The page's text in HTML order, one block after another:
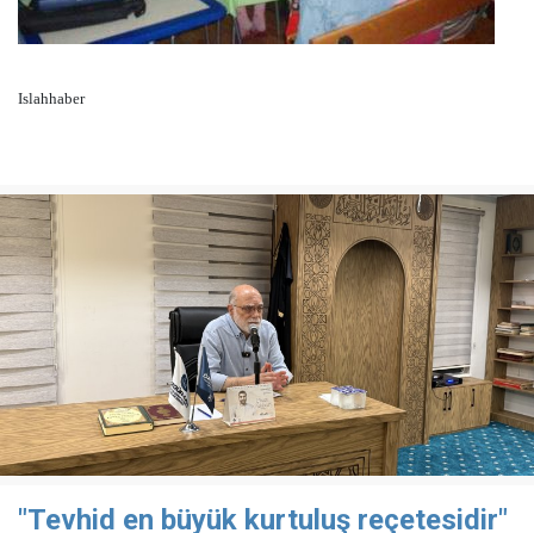
Islahhaber
"Tevhid en büyük kurtuluş reçetesidir"